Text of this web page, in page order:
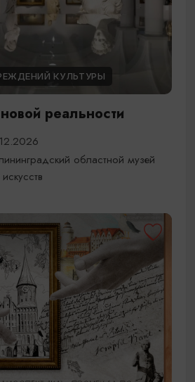
КУЛЬТУРЫ
реальности
областной музей